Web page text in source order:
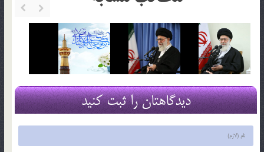
دیدگاهتان را ثبت کنید